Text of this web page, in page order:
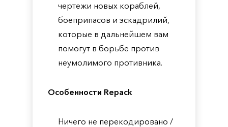
чертежи новых кораблей,
боеприпасов и эскадрилий,
которые в дальнейшем вам
помогут в борьбе против
неумолимого противника.
Особенности Repack
Ничего не перекодировано /